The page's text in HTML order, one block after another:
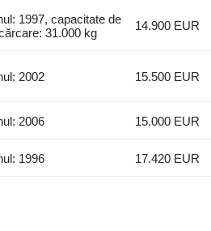
1997, capacitate de
31.000 kg
14.900 EUR
2002 15.500 EUR
2006 15.000 EUR
1996 17.420 EUR